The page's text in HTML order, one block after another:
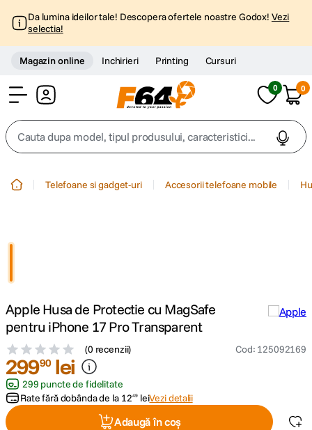
Da lumina ideilor tale! Descopera ofertele noastre Godox! Vezi
selectia!
Magazin online Inchirieri Printing Cursuri
0 0
Cauta dupa model, tipul produsului, caracteristici...
4. peak design
canon sx740 hs
6. lavaliera
card memorie
Telefoane si gadget-uri Accesorii telefoane mobile
Apple Husa de Protectie cu MagSafe
pentru iPhone 17 Pro Transparent
(0 recenzii) Cod: 125092169
29990 lei
299 puncte de fidelitate
Rate fără dobânda de la 1249 leiVezi detalii
Adaugă în coș